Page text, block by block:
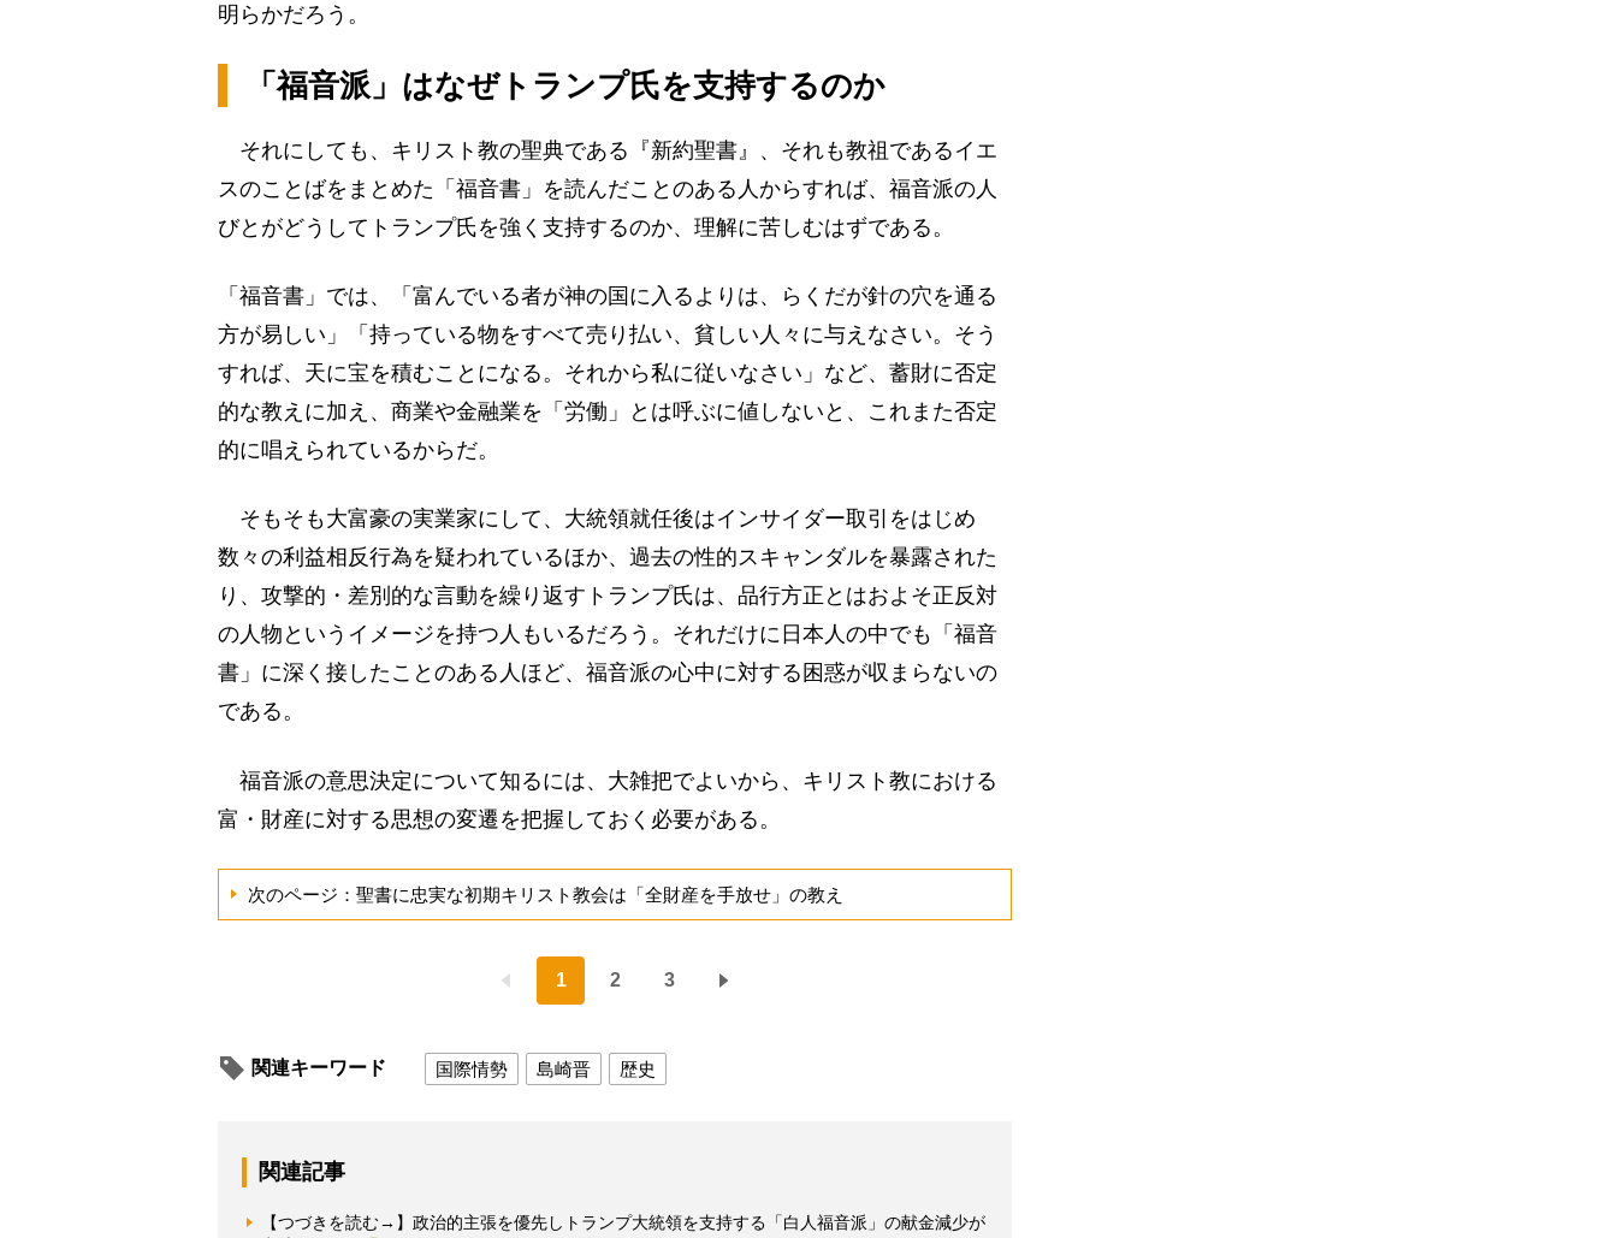
明らかだろう。
「福音派」はなぜトランプ氏を支持するのか
それにしても、キリスト教の聖典である『新約聖書』、それも教祖であるイエ
スのことばをまとめた「福音書」を読んだことのある人からすれば、福音派の人
びとがどうしてトランプ氏を強く支持するのか、理解に苦しむはずである。
「福音書」では、「富んでいる者が神の国に入るよりは、らくだが針の穴を通る
方が易しい」「持っている物をすべて売り払い、貧しい人々に与えなさい。そう
すれば、天に宝を積むことになる。それから私に従いなさい」など、蓄財に否定
的な教えに加え、商業や金融業を「労働」とは呼ぶに値しないと、これまた否定
的に唱えられているからだ。
そもそも大富豪の実業家にして、大統領就任後はインサイダー取引をはじめ
数々の利益相反行為を疑われているほか、過去の性的スキャンダルを暴露された
り、攻撃的・差別的な言動を繰り返すトランプ氏は、品行方正とはおよそ正反対
の人物というイメージを持つ人もいるだろう。それだけに日本人の中でも「福音
書」に深く接したことのある人ほど、福音派の心中に対する困惑が収まらないの
である。
福音派の意思決定について知るには、大雑把でよいから、キリスト教における
富・財産に対する思想の変遷を把握しておく必要がある。
次のページ：聖書に忠実な初期キリスト教会は「全財産を手放せ」の教え
1 2 3
関連キーワード 国際情勢 島崎晋 歴史
関連記事
【つづきを読む→】政治的主張を優先しトランプ大統領を支持する「白人福音派」の献金減少が